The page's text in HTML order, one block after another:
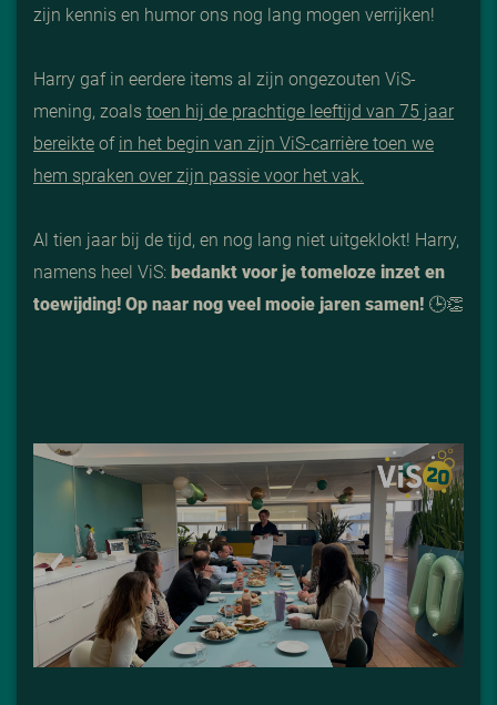
zijn kennis en humor ons nog lang mogen verrijken!
Harry gaf in eerdere items al zijn ongezouten ViS-
mening, zoalstoen hij de prachtige leeftijd van 75 jaar
bereikteofin het begin van zijn ViS-carrière toen we
hem spraken over zijn passie voor het vak.
Al tien jaar bij de tijd, en nog lang niet uitgeklokt! Harry,
namens heel ViS:bedankt voor je tomeloze inzet en
toewijding! Op naar nog veel mooie jaren samen! 🕒👏